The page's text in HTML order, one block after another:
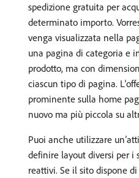
spedizione gratuita per
determinato importo.
venga visualizzata nella
una pagina di categoria e
prodotto, ma con
ciascun tipo di pagina.
prominente sulla home
nuovo ma più piccola su
Puoi anche utilizzare
definire layout diversi per i
reattivi. Se il sito dispone